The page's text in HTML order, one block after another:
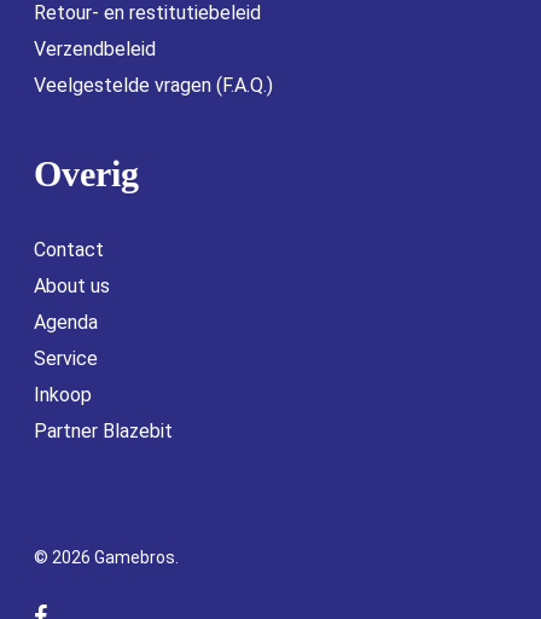
Retour- en restitutiebeleid
Verzendbeleid
Veelgestelde vragen (F.A.Q.)
Overig
Contact
About us
Agenda
Service
Inkoop
Partner Blazebit
© 2026 Gamebros.
facebook